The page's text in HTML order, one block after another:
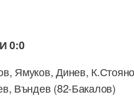
0:0
Ямуков, Динев,
Въндев (82-Бакалов)